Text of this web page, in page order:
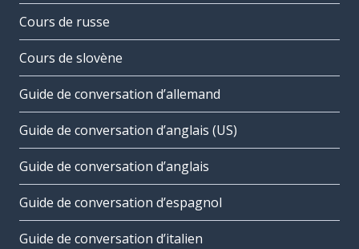
Cours de russe
Cours de slovène
Guide de conversation d’allemand
Guide de conversation d’anglais (US)
Guide de conversation d’anglais
Guide de conversation d’espagnol
Guide de conversation d’italien